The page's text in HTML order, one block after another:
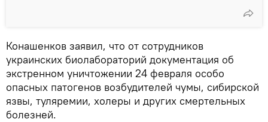
Конашенков заявил, что от сотрудников
украинских биолабораторий документация об
экстренном уничтожении 24 февраля особо
опасных патогенов возбудителей чумы, сибирской
язвы, туляремии, холеры и других смертельных
болезней.